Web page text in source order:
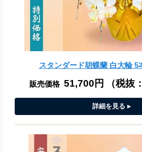
スタンダード胡蝶蘭 白大輪 5
販売価格 51,700円 （税抜：